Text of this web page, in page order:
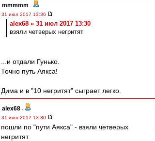
mmmmm -
31 июл 2017 13:36
alex68 » 31 июл 2017 13:30
взяли четверых негритят
...и отдали Гунько.
Точно путь Аякса!
Дима и в "10 негритят" сыграет легко.
alex68 -
31 июл 2017 13:30
пошли по "пути Аякса" - взяли четверых
негритят